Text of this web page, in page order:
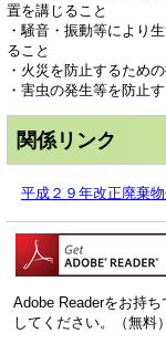
置を講じること
・騒音・振動等により
ること
・火災を防止するため
・害虫の発生等を防止
関係リンク
平成２９年改正廃棄
Adobe Readerをお持
してください。（無料）